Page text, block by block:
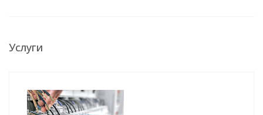
Услуги